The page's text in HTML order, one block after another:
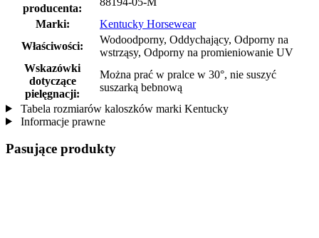
producenta:
Marki:
Kentucky Horsewear
Właściwości:
Wodoodporny, Oddychający, Odporny na
wstrząsy, Odporny na promieniowanie UV
Wskazówki
dotyczące
pielęgnacji:
Można prać w pralce w 30°, nie suszyć
suszarką bebnową
Tabela rozmiarów kaloszków marki Kentucky
Informacje prawne
Pasujące produkty